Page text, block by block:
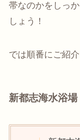
帯なのかをしっ
しょう！
では順番にご紹
新都志海水浴場